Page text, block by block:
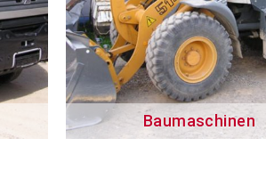
Baumaschinen